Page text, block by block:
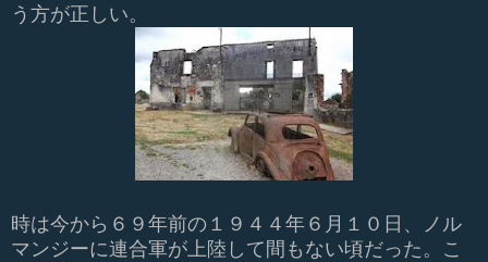
う方が正しい。
時は今から６９年前の１９４４年６月１０日、ノル
マンジーに連合軍が上陸して間もない頃だった。こ